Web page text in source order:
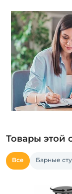
Товары этой
Все Барные